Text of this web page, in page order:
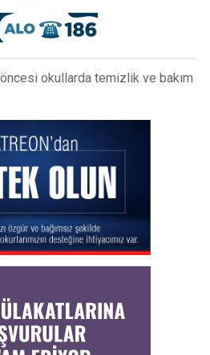
okullarda temizlik ve bakım